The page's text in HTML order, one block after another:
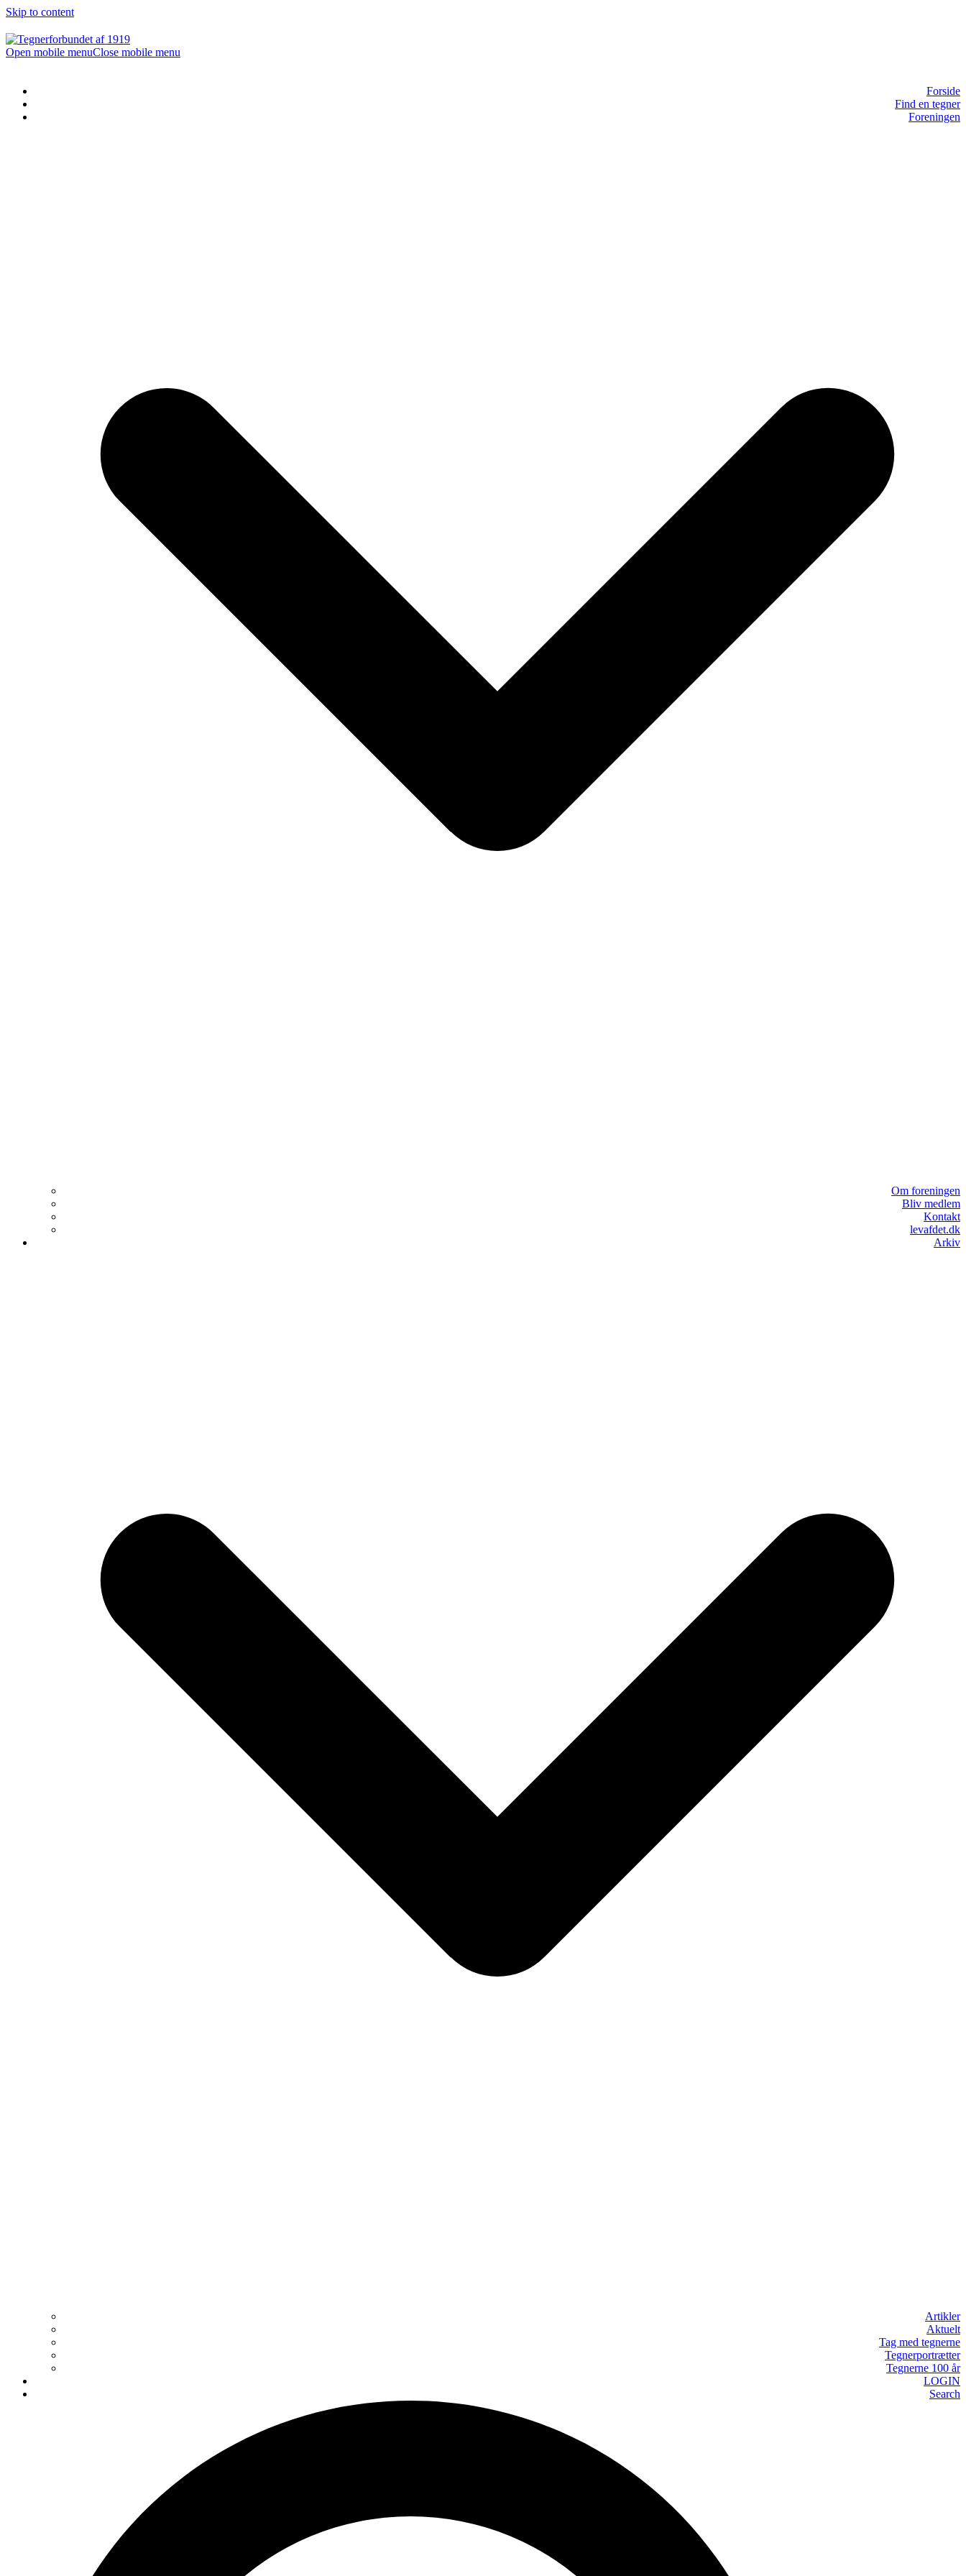
Skip to content
Open mobile menuClose mobile menu
Forside
Find en tegner
Foreningen
Om foreningen
Bliv medlem
Kontakt
levafdet.dk
Arkiv
Artikler
Aktuelt
Tag med tegnerne
Tegnerportrætter
Tegnerne 100 år
LOGIN
Search